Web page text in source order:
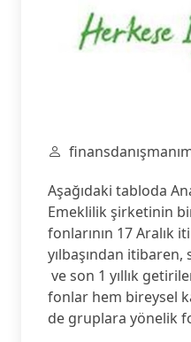
Aşağıdaki tabloda
Emeklilik şirketinin
fonlarının 17 Aralık
yılbaşından itibaren,
ve son 1 yıllık
fonlar hem bireysel
de gruplara yönelik